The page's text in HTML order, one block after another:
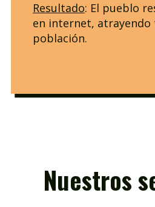
Resultado: El pueblo
en internet,
población.
Nuestros